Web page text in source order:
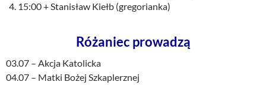
15:00 + Stanisław Kiełb (gregorianka)
Różaniec prowadzą
03.07 – Akcja Katolicka
04.07 – Matki Bożej Szkaplerznej